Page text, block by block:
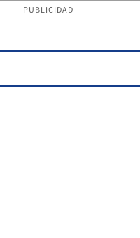
PUBLICIDAD